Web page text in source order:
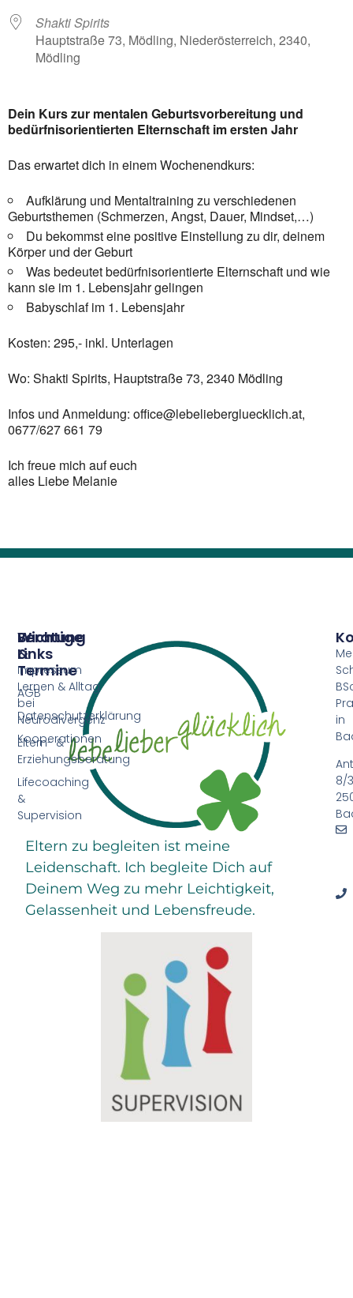
Shakti Spirits
Hauptstraße 73, Mödling, Niederösterreich, 2340,
Mödling
Dein Kurs zur mentalen Geburtsvorbereitung und
bedürfnisorientierten Elternschaft im ersten Jahr
Das erwartet dich in einem Wochenendkurs:
Aufklärung und Mentaltraining zu verschiedenen
Geburtsthemen (Schmerzen, Angst, Dauer, Mindset,…)
Du bekommst eine positive Einstellung zu dir, deinem
Körper und der Geburt
Was bedeutet bedürfnisorientierte Elternschaft und wie
kann sie im 1. Lebensjahr gelingen
Babyschlaf im 1. Lebensjahr
Kosten: 295,- inkl. Unterlagen
Wo: Shakti Spirits, Hauptstraße 73, 2340 Mödling
Infos und Anmeldung: office@lebeliebergluecklich.at,
0677/627 661 79
Ich freue mich auf euch
alles Liebe Melanie
Eltern zu begleiten ist meine
Leidenschaft. Ich begleite Dich auf
Deinem Weg zu mehr Leichtigkeit,
Gelassenheit und Lebensfreude.
Beratung
&
Termine
Lernen & Alltag
bei
Neurodivergenz
Eltern- &
Erziehungsberatung
Lifecoaching
&
Supervision
Wichtige
Links
Impressum
AGB
Datenschutzerklärung
Kooperationen
in
8/